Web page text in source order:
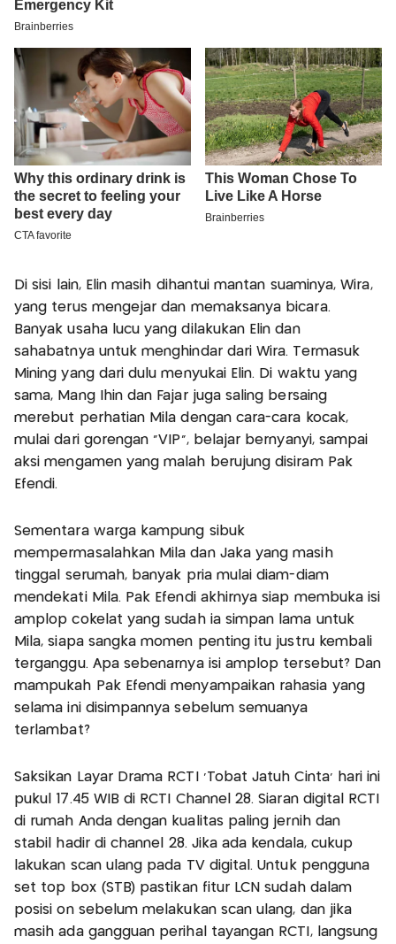
Di sisi lain, Elin masih dihantui mantan suaminya, Wira,
yang terus mengejar dan memaksanya bicara.
Banyak usaha lucu yang dilakukan Elin dan
sahabatnya untuk menghindar dari Wira. Termasuk
Mining yang dari dulu menyukai Elin. Di waktu yang
sama, Mang Ihin dan Fajar juga saling bersaing
merebut perhatian Mila dengan cara-cara kocak,
mulai dari gorengan "VIP", belajar bernyanyi, sampai
aksi mengamen yang malah berujung disiram Pak
Efendi.
Sementara warga kampung sibuk
mempermasalahkan Mila dan Jaka yang masih
tinggal serumah, banyak pria mulai diam-diam
mendekati Mila. Pak Efendi akhirnya siap membuka isi
amplop cokelat yang sudah ia simpan lama untuk
Mila, siapa sangka momen penting itu justru kembali
terganggu. Apa sebenarnya isi amplop tersebut? Dan
mampukah Pak Efendi menyampaikan rahasia yang
selama ini disimpannya sebelum semuanya
terlambat?
Saksikan Layar Drama RCTI 'Tobat Jatuh Cinta' hari ini
pukul 17.45 WIB di RCTI Channel 28. Siaran digital RCTI
di rumah Anda dengan kualitas paling jernih dan
stabil hadir di channel 28. Jika ada kendala, cukup
lakukan scan ulang pada TV digital. Untuk pengguna
set top box (STB) pastikan fitur LCN sudah dalam
posisi on sebelum melakukan scan ulang, dan jika
masih ada gangguan perihal tayangan RCTI, langsung